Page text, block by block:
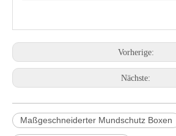
Vorherige:
Nächste:
Maßgeschneiderter Mundschutz Boxen